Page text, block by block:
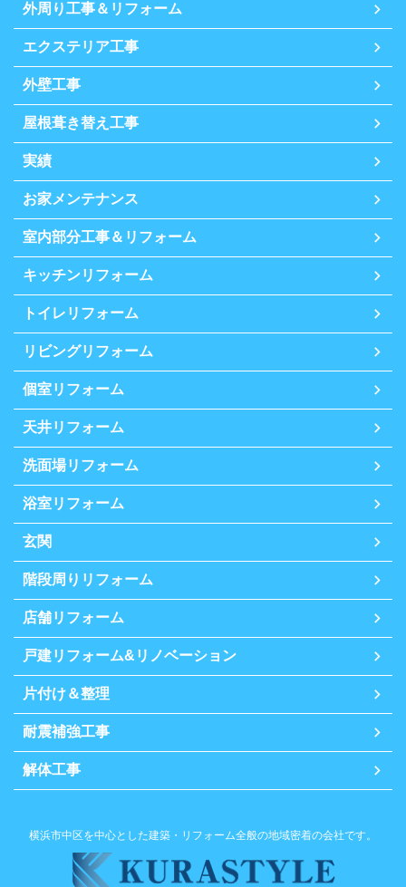
外周り工事＆リフォーム
エクステリア工事
外壁工事
屋根葺き替え工事
実績
お家メンテナンス
室内部分工事＆リフォーム
キッチンリフォーム
トイレリフォーム
リビングリフォーム
個室リフォーム
天井リフォーム
洗面場リフォーム
浴室リフォーム
玄関
階段周りリフォーム
店舗リフォーム
戸建リフォーム&リノベーション
片付け＆整理
耐震補強工事
解体工事
横浜市中区を中心とした建築・リフォーム全般の地域密着の会社です。